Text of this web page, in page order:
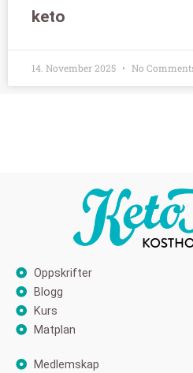
keto
14. November 2025 No
Oppskrifter
Blogg
Kurs
Matplan
Medlemskap